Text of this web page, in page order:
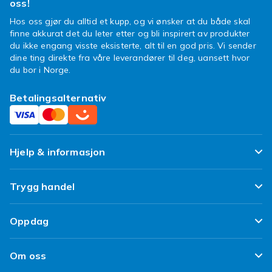
Fyndiq
Hos Fyndiq finner du digitalkameraer til
konkurransedyktige priser, alltid med rimelig
frakt og et utvalg som fylles på daglig. Zoom
Se ogsåkameraer
minnekort.
oss!
Hos oss gjør du alltid et kupp, og vi ønsker at du både skal
finne akkurat det du leter etter og bli inspirert av produkter
du ikke engang visste eksisterte, alt til en god pris. Vi sender
dine ting direkte fra våre leverandører til deg, uansett hvor
du bor i Norge.
Betalingsalternativ
Hjelp & informasjon
Ofte stilte spørsmål
Spor pakken min
Angre & returner her
Leverering
Trygg handel
Fornøyd kunde-løfte
Kundeanmeldelser
Oppdag
Design dine egne klær
Om oss